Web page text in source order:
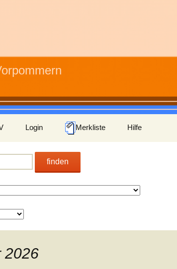
Login Merkliste Hilfe
finden
2026